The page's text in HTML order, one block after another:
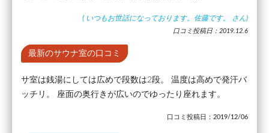
( いつもお世話になっております。佐藤です。 さん)
口コミ投稿日：2019.12.6
最新のサウナ室の口コミ
サ室は銭湯にしては広めで段数は2段。 温度は高めで発汗バ
ッチリ。 座面の奥行きが広いのでゆったり座れます。
口コミ投稿日：2019/12/06